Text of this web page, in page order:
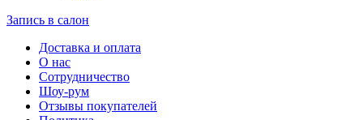
Запись в салон
Доставка и оплата
О нас
Сотрудничество
Шоу-рум
Отзывы покупателей